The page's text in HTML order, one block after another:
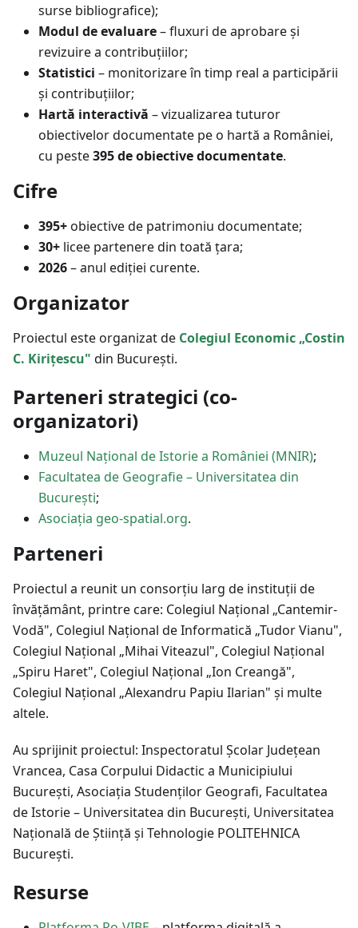
surse bibliografice);
Modul de evaluare– fluxuri de aprobare și
revizuire a contribuțiilor;
Statistici – monitorizare în timp real a participării
și contribuțiilor;
Hartă interactivă – vizualizarea tuturor
obiectivelor documentate pe o hartă a României,
cu peste395 de obiective documentate.
Cifre
395+obiective de patrimoniu documentate;
30+ licee partenere din toată țara;
2026– anul ediției curente.
Organizator
Proiectul este organizat de Colegiul Economic „Costin
C. Kirițescu" din București.
Parteneri strategici (co-
organizatori)
Muzeul Național de Istorie a României (MNIR);
Facultatea de Geografie – Universitatea din
București;
Asociația geo-spatial.org.
Parteneri
Proiectul a reunit un consorțiu larg de instituții de
învățământ, printre care: Colegiul Național „Cantemir-
Vodă", Colegiul Național de Informatică „Tudor Vianu",
Colegiul Național „Mihai Viteazul", Colegiul Național
„Spiru Haret", Colegiul Național „Ion Creangă",
Colegiul Național „Alexandru Papiu Ilarian" și multe
altele.
Au sprijinit proiectul: Inspectoratul Școlar Județean
Vrancea, Casa Corpului Didactic a Municipiului
București, Asociația Studenților Geografi, Facultatea
de Istorie – Universitatea din București, Universitatea
Națională de Știință și Tehnologie POLITEHNICA
București.
Resurse